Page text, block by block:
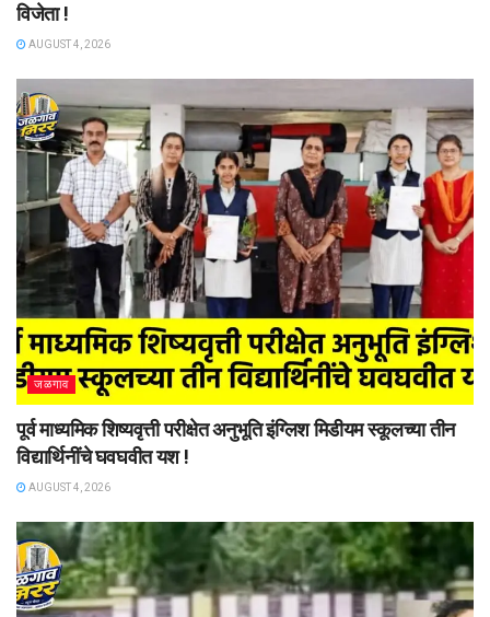
विजेता !
AUGUST 4, 2026
जळगाव
पूर्व माध्यमिक शिष्यवृत्ती परीक्षेत अनुभूति इंग्लिश मिडीयम स्कूलच्या तीन
विद्यार्थिनींचे घवघवीत यश !
AUGUST 4, 2026